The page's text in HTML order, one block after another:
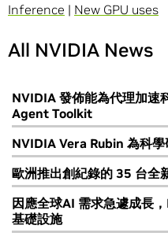
Inference | New GPU uses
All NVIDIA News
NVIDIA 發佈能為代理加速
Agent Toolkit
NVIDIA Vera Rubin 為科
歐洲推出創紀錄的 35 台全
因應全球AI 需求急遽成長
基礎設施